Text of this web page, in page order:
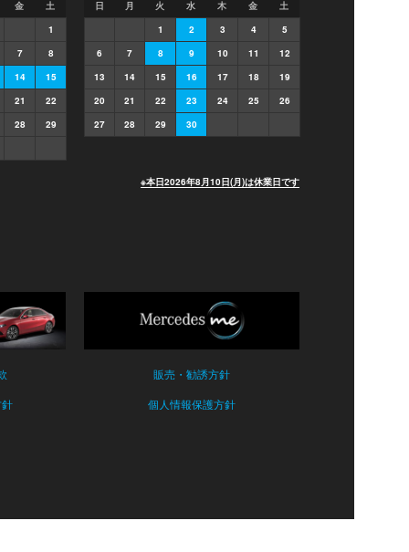
金
土
1
7
8
14
15
21
22
28
29
日 月 火 水 木 金
土
1
2 3 4
5
6
7 8 9 10 11
12
13
14 15 16 17 18
19
20
21 22 23 24 25
26
27
28 29 30
※本日2026年8月10日(月)は休業日です
販売・勧誘方針
個人情報保護方針